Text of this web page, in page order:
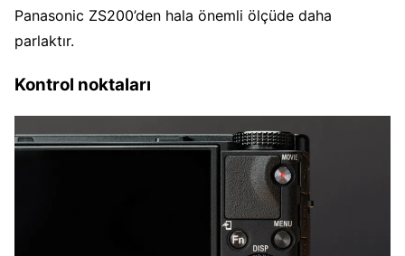
Panasonic ZS200’den hala önemli ölçüde daha
parlaktır.
Kontrol noktaları